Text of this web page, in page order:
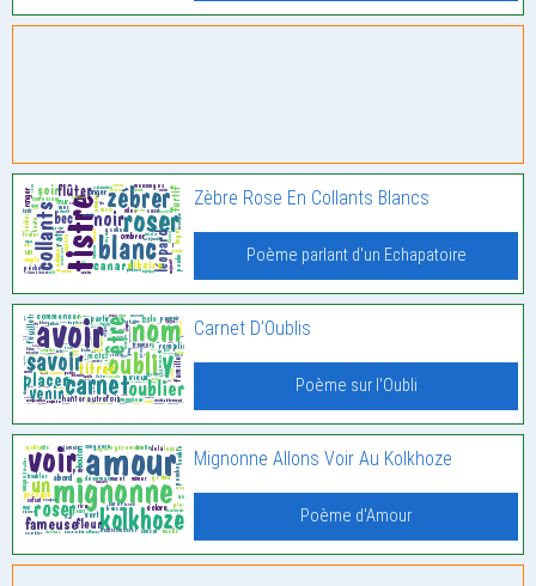
Zèbre Rose En Collants Blancs
Poème parlant d'un Echapatoire
Carnet D’Oublis
Poème sur l'Oubli
Mignonne Allons Voir Au Kolkhoze
Poème d'Amour